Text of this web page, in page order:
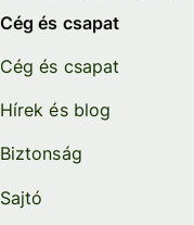
Cég és csapat
Cég és csapat
Hírek és blog
Biztonság
Sajtó